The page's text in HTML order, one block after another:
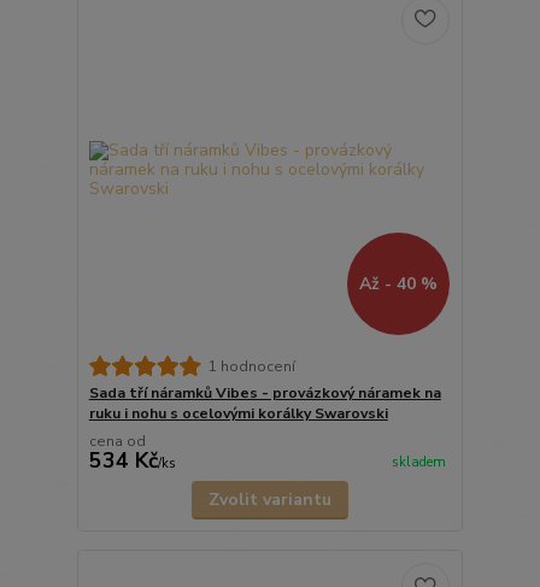
Až - 40 %
1 hodnocení
Sada tří náramků Vibes - provázkový náramek na
ruku i nohu s ocelovými korálky Swarovski
cena od
534 Kč/ks skladem
Zvolit variantu